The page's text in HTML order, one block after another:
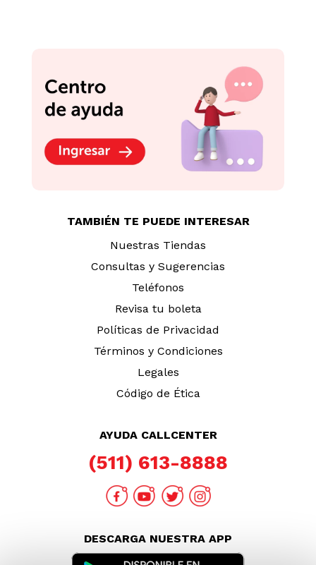
TAMBIÉN TE PUEDE INTERESAR
Nuestras Tiendas
Consultas y Sugerencias
Teléfonos
Revisa tu boleta
Políticas de Privacidad
Términos y Condiciones
Legales
Código de Ética
AYUDA CALLCENTER
(511) 613-8888
DESCARGA NUESTRA APP